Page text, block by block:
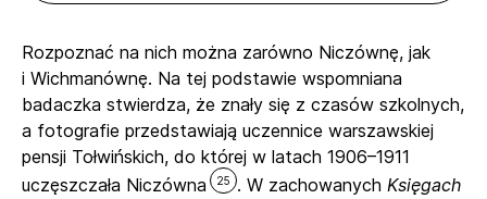
Rozpoznać na nich można zarówno Niczównę, jak
i Wichmanównę. Na tej podstawie wspomniana
badaczka stwierdza, że znały się z czasów szkolnych,
a fotografie przedstawiają uczennice warszawskiej
pensji Tołwińskich, do której w latach 1906–1911
uczęszczała Niczówna
25 . W zachowanychKsięgach